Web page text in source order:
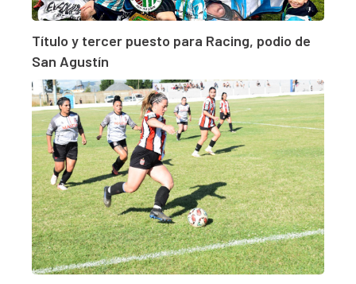
Título y tercer puesto para Racing, podio de
San Agustín